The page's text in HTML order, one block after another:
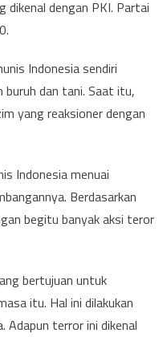
dikenal dengan PKI. Partai
Indonesia sendiri
buruh dan tani. Saat itu,
yang reaksioner dengan
Indonesia menuai
Berdasarkan
begitu banyak aksi teror
bertujuan untuk
itu. Hal ini dilakukan
terror ini dikenal